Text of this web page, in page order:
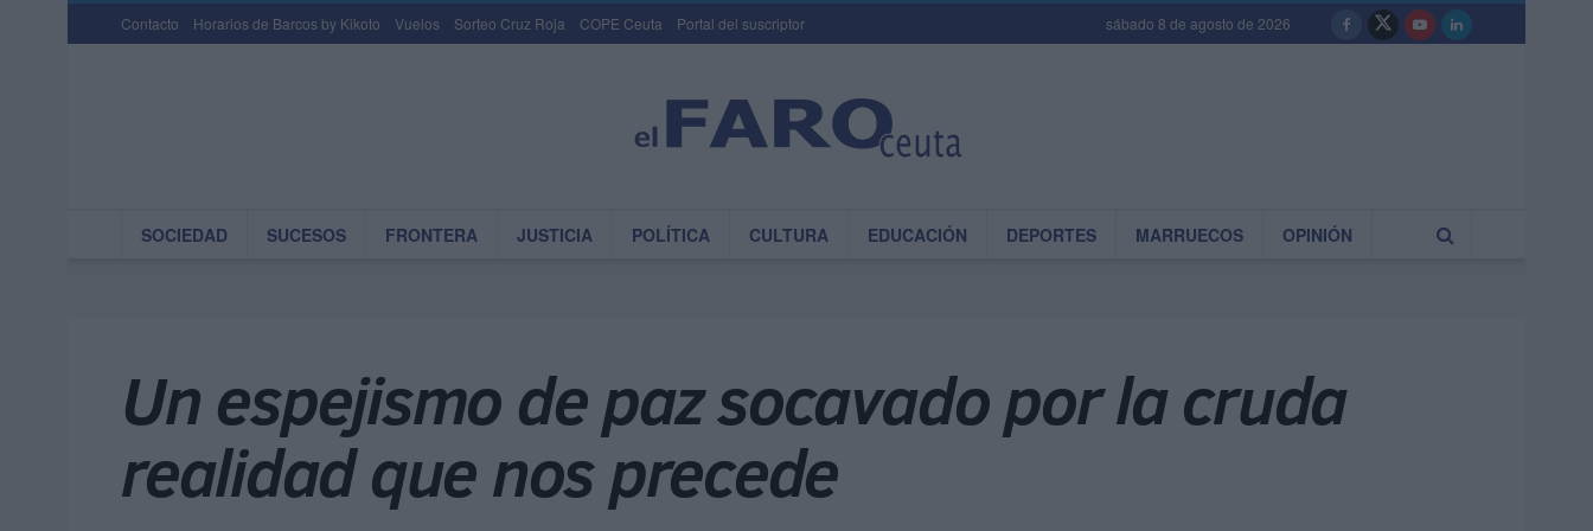
Contacto Horarios de Barcos by Kikoto Vuelos Sorteo Cruz Roja COPE Ceuta Portal del suscriptor sábado 8 de agosto de 2026
SOCIEDAD SUCESOS FRONTERA JUSTICIA POLÍTICA CULTURA EDUCACIÓN DEPORTES MARRUECOS OPINIÓN
Un espejismo de paz socavado por la cruda
realidad que nos precede